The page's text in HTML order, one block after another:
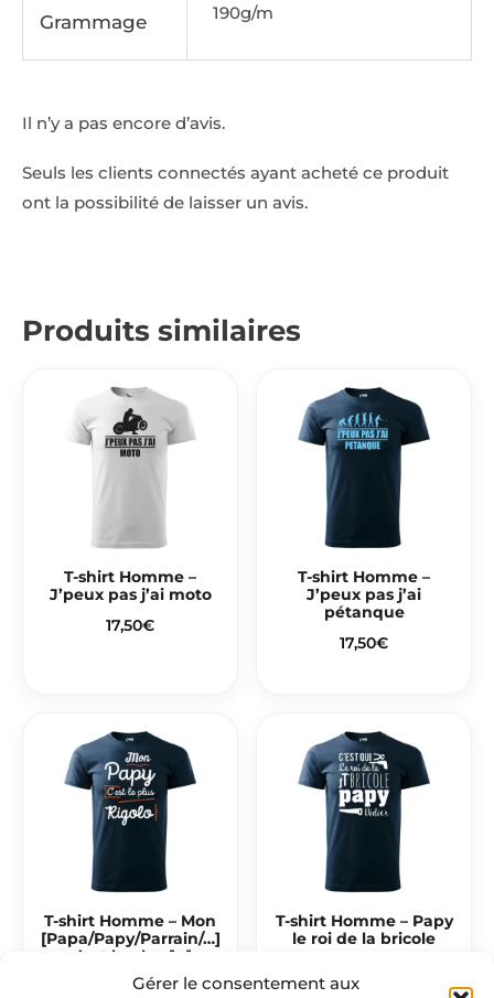
Gérer le consentement aux
Grammage 190g/m
Il n’y a pas encore d’avis.
Seuls les clients connectés ayant acheté ce produit
ont la possibilité de laisser un avis.
Produits similaires
T-shirt Homme –
J’peux pas j’ai moto
17,50€
T-shirt Homme –
J’peux pas j’ai
pétanque
17,50€
T-shirt Homme – Mon
[Papa/Papy/Parrain/…]
c’est le plus […]
17,50€
T-shirt Homme – Papy
le roi de la bricole